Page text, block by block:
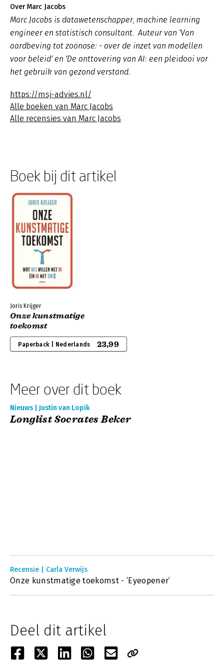
Over Marc Jacobs
Marc Jacobs is datawetenschapper, machine learning
engineer en statistisch consultant. Auteur van 'Van
aardbeving tot zoönose: - over de inzet van modellen
voor beleid' en 'De onttovering van AI: een pleidooi vor
het gebruik van gezond verstand.
https://msj-advies.nl/
Alle boeken van Marc Jacobs
Alle recensies van Marc Jacobs
Boek bij dit artikel
Joris Krijger
Onze kunstmatige
toekomst
Paperback | Nederlands 23,99
Meer over dit boek
Nieuws | Justin van Lopik
Longlist Socrates Beker
Recensie | Carla Verwijs
Onze kunstmatige toekomst - ‘Eyeopener’
Deel dit artikel